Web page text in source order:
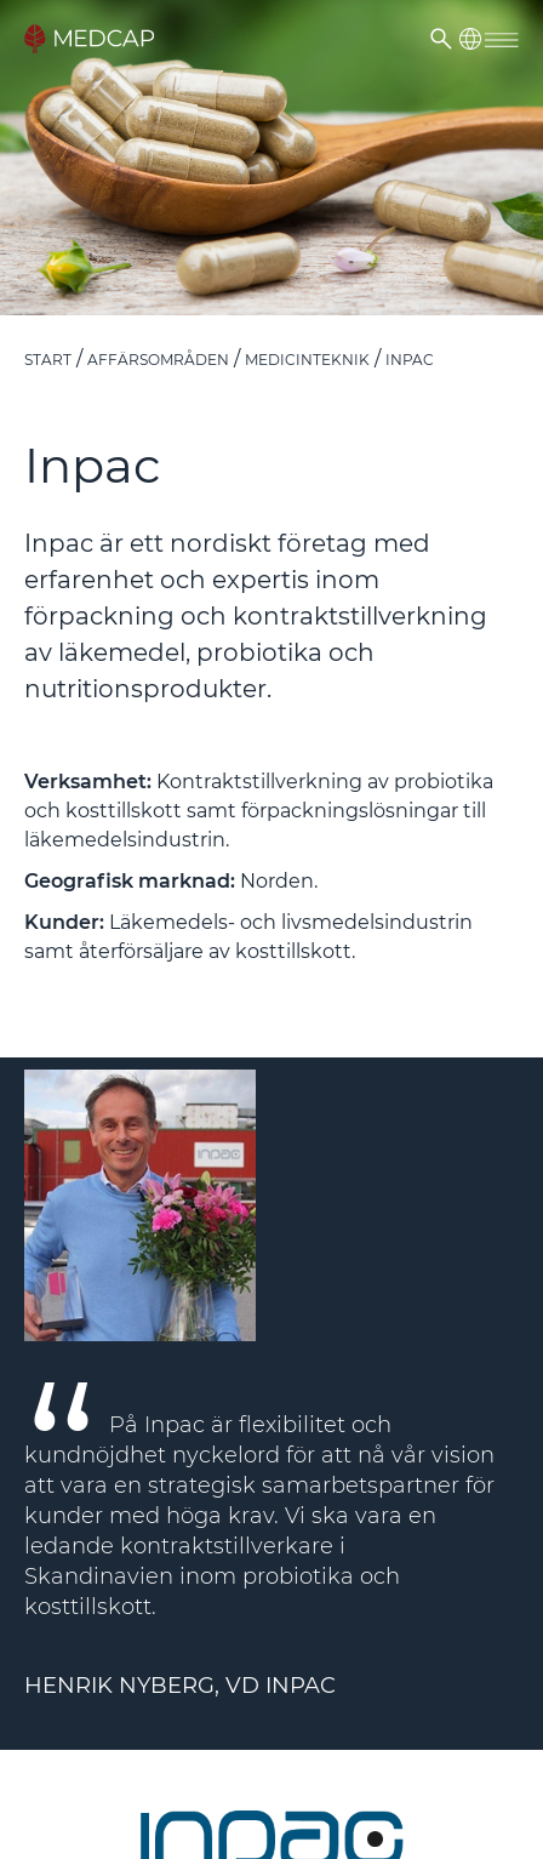
START AFFÄRSOMRÅDEN MEDICINTEKNIK INPAC
Inpac
Inpac är ett nordiskt företag med
erfarenhet och expertis inom
förpackning och kontraktstillverkning
av läkemedel, probiotika och
nutritionsprodukter.
Verksamhet: Kontraktstillverkning av probiotika
och kosttillskott samt förpackningslösningar till
läkemedelsindustrin.
Geografisk marknad: Norden.
Kunder: Läkemedels- och livsmedelsindustrin
samt återförsäljare av kosttillskott.
På Inpac är flexibilitet och
kundnöjdhet nyckelord för att nå vår vision
att vara en strategisk samarbetspartner för
kunder med höga krav. Vi ska vara en
ledande kontraktstillverkare i
Skandinavien inom probiotika och
kosttillskott.
HENRIK NYBERG, VD INPAC